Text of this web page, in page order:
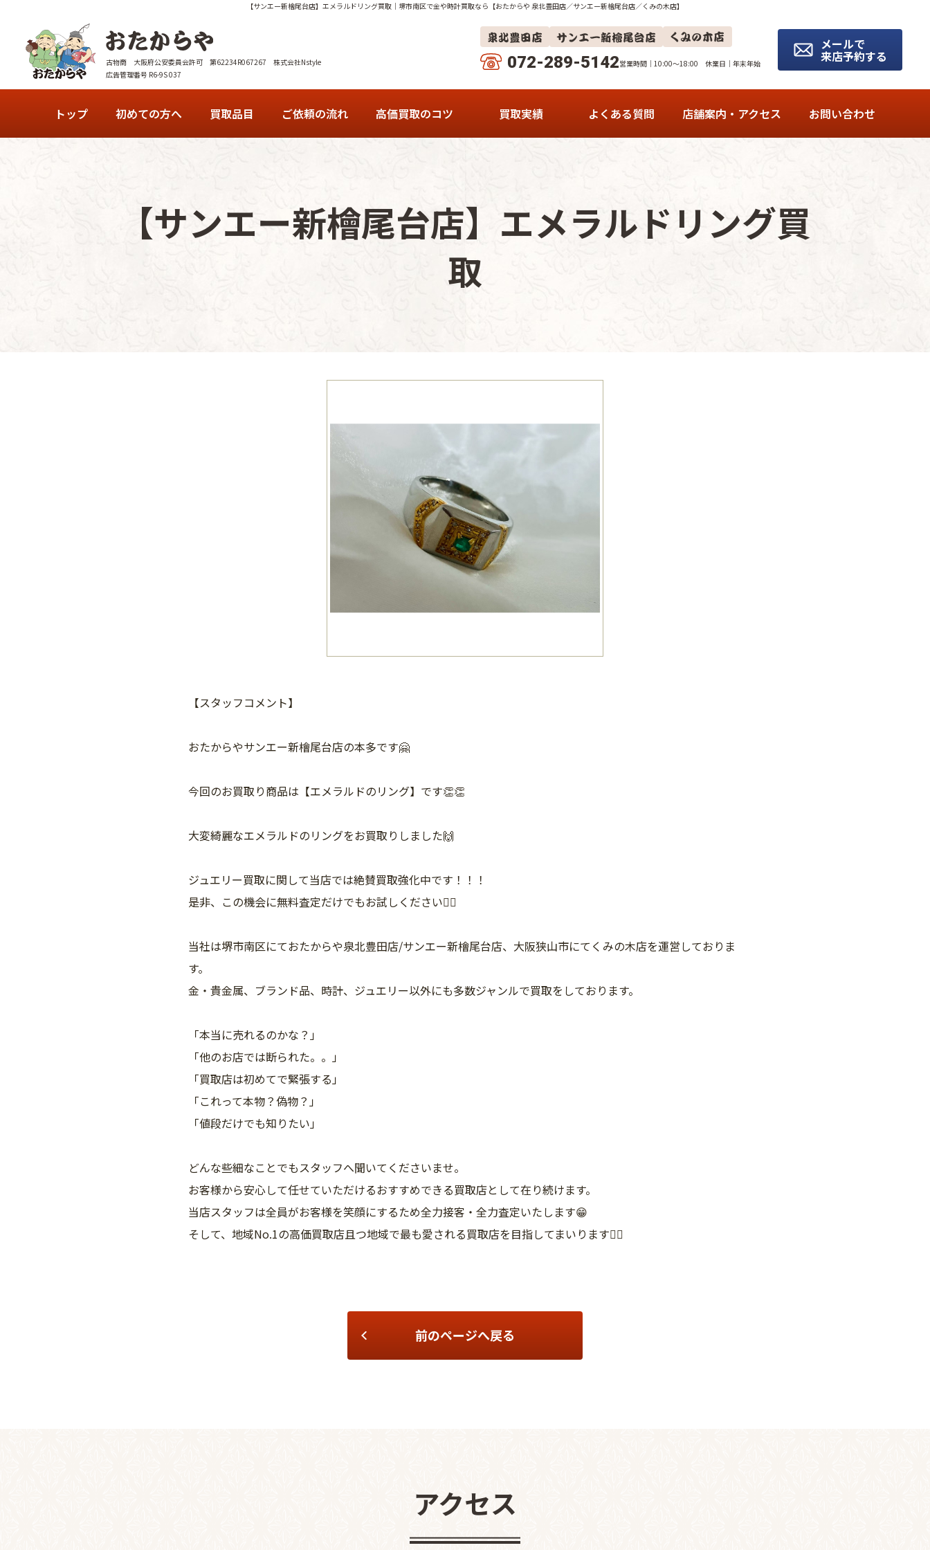
【サンエー新檜尾台店】エメラルドリング買取 ｜堺市南区で金や時計買取なら【おたからや 泉北豊田店／サンエー新檜尾台店／くみの木店】
古物商 大阪府公安委員会許可 第62234R067267 株式会社Nstyle
広告管理番号 R6-9S 037
072-289-5142営業時間｜10:00～18:00 休業日｜年末年始
メールで
来店予約する
トップ 初めての方へ 買取品目 ご依頼の流れ 高価買取のコツ 買取実績
くみの木店
よくある質問 店舗案内・アクセス
くみの木店
お問い合わせ
【サンエー新檜尾台店】エメラルドリング買
取
【スタッフコメント】
おたからやサンエー新檜尾台店の本多です🤗
今回のお買取り商品は【エメラルドのリング】です👏👏
大変綺麗なエメラルドのリングをお買取りしました🙌
ジュエリー買取に関して当店では絶賛買取強化中です！！！
是非、この機会に無料査定だけでもお試しください🙇‍♂️
当社は堺市南区にておたからや泉北豊田店/サンエー新檜尾台店、大阪狭山市にてくみの木店を運営しておりま
す。
金・貴金属、ブランド品、時計、ジュエリー以外にも多数ジャンルで買取をしております。
「本当に売れるのかな？」
「他のお店では断られた。。」
「買取店は初めてで緊張する」
「これって本物？偽物？」
「値段だけでも知りたい」
どんな些細なことでもスタッフへ聞いてくださいませ。
お客様から安心して任せていただけるおすすめできる買取店として在り続けます。
当店スタッフは全員がお客様を笑顔にするため全力接客・全力査定いたします😁
そして、地域No.1の高価買取店且つ地域で最も愛される買取店を目指してまいります🙇‍♂️
前のページへ戻る
アクセス